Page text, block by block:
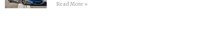
Read More »